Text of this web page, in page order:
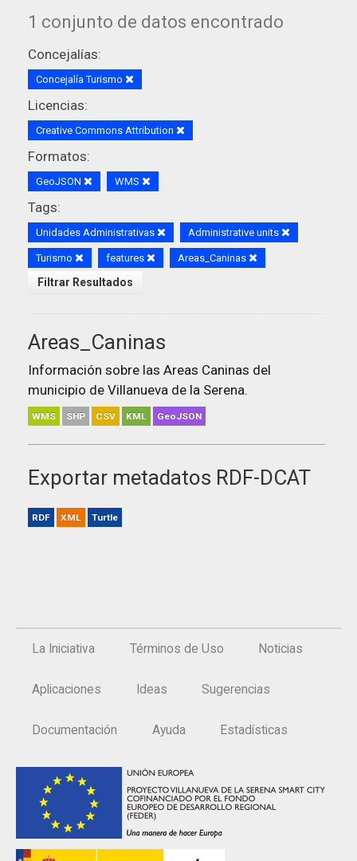
1 conjunto de datos encontrado
Concejalías:
Concejalía Turismo
Licencias:
Creative Commons Attribution
Formatos:
GeoJSON WMS
Tags:
Unidades Administrativas Administrative units
Turismo features Areas_Caninas
Filtrar Resultados
Areas_Caninas
Información sobre las Areas Caninas del
municipio de Villanueva de la Serena.
WMS SHP CSV KML GeoJSON
Exportar metadatos RDF-DCAT
RDF XML Turtle
La Iniciativa Términos de Uso Noticias
Aplicaciones Ideas Sugerencias
Documentación Ayuda Estadísticas